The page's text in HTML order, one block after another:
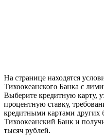
На странице находятся
Тихоокеанского Банка с
Выберите кредитную карту,
процентную ставку,
кредитными картами других
Тихоокеанский Банк и
тысяч рублей.